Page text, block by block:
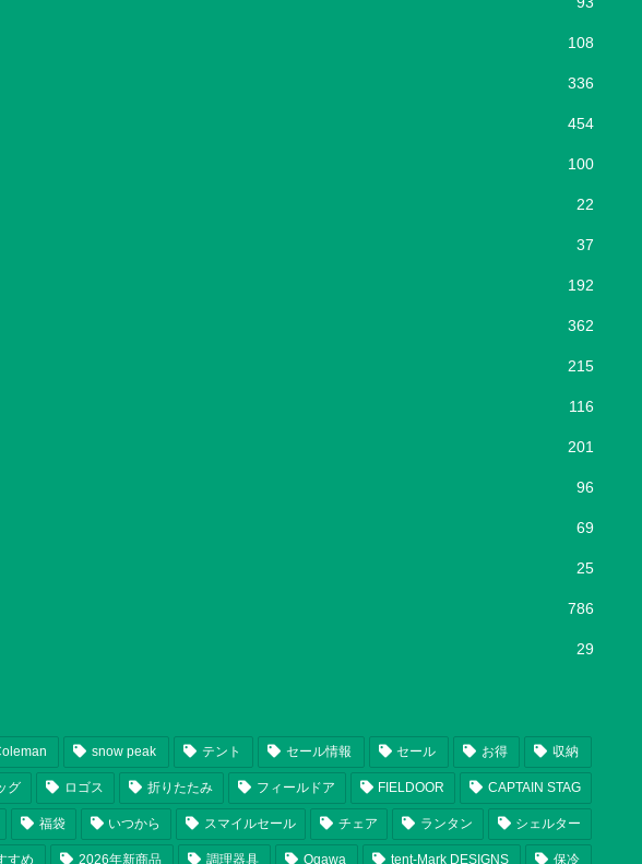
108
336
454
100
22
37
192
362
215
116
201
96
69
25
786
29
snow peak テント セール情報 セール お得 収納
グ ロゴス 折りたたみ フィールドア FIELDOOR CAPTAIN STAG
福袋 いつから スマイルセール チェア ランタン シェルター
すめ 2026年新商品 調理器具 Ogawa tent-Mark DESIGNS 保冷